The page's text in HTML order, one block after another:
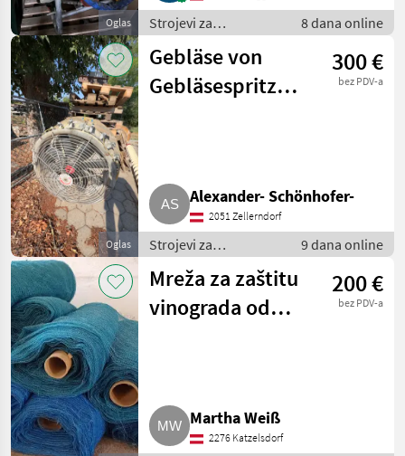
Oglas
Strojevi za
vinogradarstvo /
Ostali strojevi za
vinogradarstvo
8 dana online
Oglas
Gebläse von
Gebläsespritze
300 €
bez PDV-a
Alexander- Schönhofer-
2051 Zellerndorf
Strojevi za
vinogradarstvo /
Ostali strojevi za
vinogradarstvo
9 dana online
Mreža za zaštitu
vinograda od
200 €
bez PDV-a
Martha Weiß
2276 Katzelsdorf